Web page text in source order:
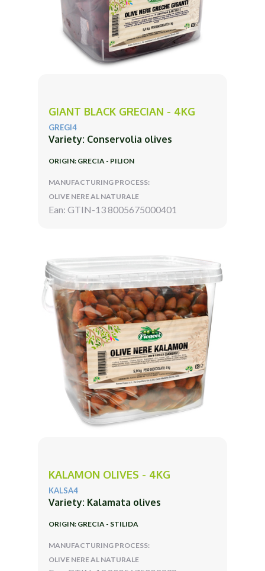
GIANT BLACK GRECIAN - 4KG
GREGI4
Variety: Conservolia olives
ORIGIN: GRECIA - PILION
MANUFACTURING PROCESS:
OLIVE NERE AL NATURALE
Ean: GTIN-13 8005675000401
KALAMON OLIVES - 4KG
KALSA4
Variety: Kalamata olives
ORIGIN: GRECIA - STILIDA
MANUFACTURING PROCESS:
OLIVE NERE AL NATURALE